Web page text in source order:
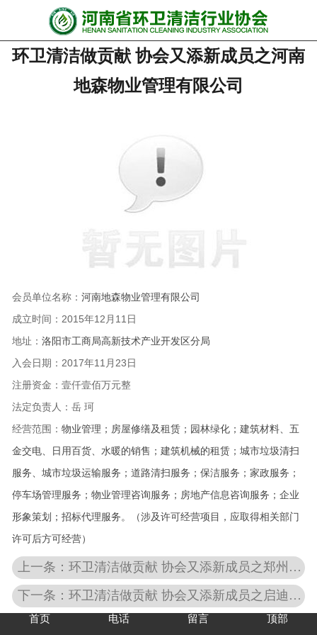
网站首页
协会动态
行业资讯
关于协会
环卫清洁做贡献 协会又添新成员之河南
地森物业管理有限公司
会员单位名称： 河南地森物业管理有限公司
成立时间：2015年12月11日
地址： 洛阳市工商局高新技术产业开发区分局
入会日期： 2017年11月23日
注册资金：壹仟壹佰万元整
法定负责人：岳 珂
经营范围： 物业管理；房屋修缮及租赁；园林绿化；建筑材料、五
金交电、日用百货、水暖的销售；建筑机械的租赁；城市垃圾清扫
服务、城市垃圾运输服务；道路清扫服务；保洁服务；家政服务；
停车场管理服务；物业管理咨询服务；房地产信息咨询服务；企业
形象策划；招标代理服务。 （涉及许可经营项目，应取得相关部门
许可后方可经营）
上一条：环卫清洁做贡献 协会又添新成员之郑州凯驰******科技有限公司
下一条：环卫清洁做贡献 协会又添新成员之启迪桑德环境资源股份有限公司
首页 电话 留言 顶部